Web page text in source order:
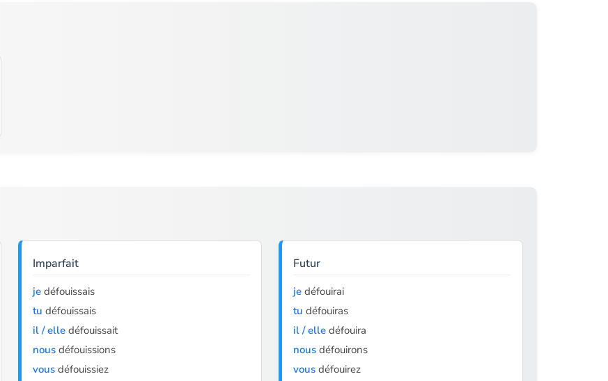
Imparfait
jedéfouissais
tu défouissais
il / elledéfouissait
nousdéfouissions
vousdéfouissiez
Futur
je défouirai
tu défouiras
il / elle défouira
nous défouirons
vous défouirez